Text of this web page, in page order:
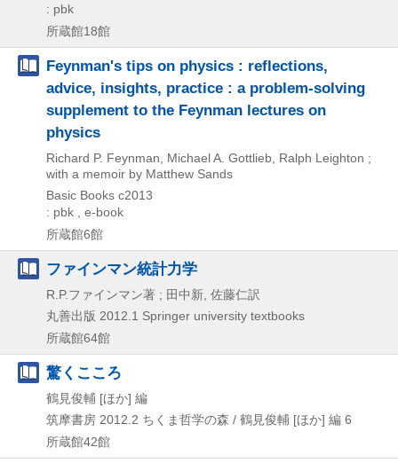
: pbk
所蔵館18館
Feynman's tips on physics : reflections,
advice, insights, practice : a problem-solving
supplement to the Feynman lectures on
physics
Richard P. Feynman, Michael A. Gottlieb, Ralph Leighton ;
with a memoir by Matthew Sands
Basic Books c2013
: pbk , e-book
所蔵館6館
ファインマン統計力学
R.P.ファインマン著 ; 田中新, 佐藤仁訳
丸善出版 2012.1 Springer university textbooks
所蔵館64館
驚くこころ
鶴見俊輔 [ほか] 編
筑摩書房 2012.2 ちくま哲学の森 / 鶴見俊輔 [ほか] 編 6
所蔵館42館